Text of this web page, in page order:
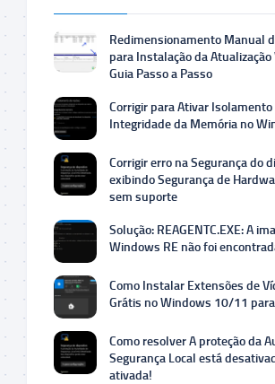
Redimensionamento Manual
para Instalação da Atualização
Guia Passo a Passo
Corrigir para Ativar
Integridade da Memória no
Corrigir erro na Segurança do
exibindo Segurança de
sem suporte
Solução: REAGENTC.EXE: A
Windows RE não foi
Como Instalar Extensões de
Grátis no Windows 10/11
Como resolver A proteção da
Segurança Local está
ativada!